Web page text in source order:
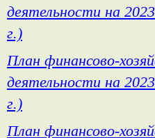
деятельности на
г.)
План финансово-
деятельности на
г.)
План финансово-